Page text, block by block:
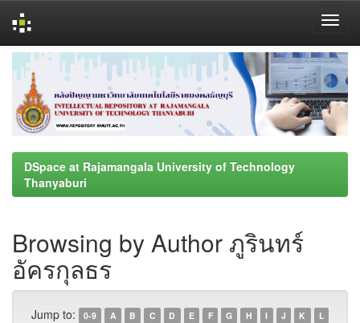
navigation
DSpace at Rajamangala University of Technology
Thanyaburi
Browsing by Author ภูรินทร์
อัครกุลธร
Jump to: 0-9 A B C D E F G H I J K
L